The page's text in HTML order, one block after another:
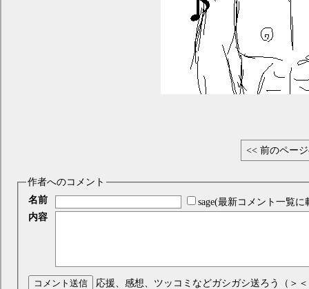
<< 前のペー
作者へのコメント
名前
sage(最新コメント一覧に
内容
コメント送信 応援、感想、ツッコミなどガシガシ送ろう（＞